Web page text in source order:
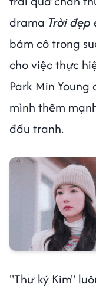
drama Trời đẹp
bám cô trong
cho việc thực
Park Min
mình thêm
đấu tranh.
"Thư ký Kim"